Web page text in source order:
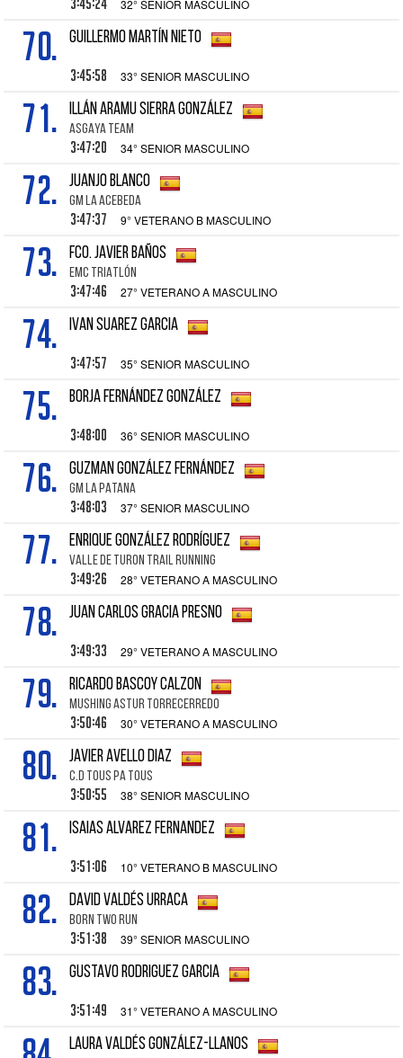
3:45:24 32° SENIOR MASCULINO
70. GUILLERMO MARTÍN NIETO
3:45:58 33° SENIOR MASCULINO
71. ILLÁN ARAMU SIERRA GONZÁLEZ
ASGAYA TEAM
3:47:20 34° SENIOR MASCULINO
72. JUANJO BLANCO
GM LA ACEBEDA
3:47:37 9° VETERANO B MASCULINO
73. FCO. JAVIER BAÑOS
EMC TRIATLÓN
3:47:46 27° VETERANO A MASCULINO
74. IVAN SUAREZ GARCIA
3:47:57 35° SENIOR MASCULINO
75. BORJA FERNÁNDEZ GONZÁLEZ
3:48:00 36° SENIOR MASCULINO
76. GUZMAN GONZÁLEZ FERNÁNDEZ
GM LA PATANA
3:48:03 37° SENIOR MASCULINO
77. ENRIQUE GONZÁLEZ RODRÍGUEZ
VALLE DE TURON TRAIL RUNNING
3:49:26 28° VETERANO A MASCULINO
78. JUAN CARLOS GRACIA PRESNO
3:49:33 29° VETERANO A MASCULINO
79. RICARDO BASCOY CALZON
MUSHING ASTUR TORRECERREDO
3:50:46 30° VETERANO A MASCULINO
80. JAVIER AVELLO DIAZ
C.D TOUS PA TOUS
3:50:55 38° SENIOR MASCULINO
81. ISAIAS ALVAREZ FERNANDEZ
3:51:06 10° VETERANO B MASCULINO
82. DAVID VALDÉS URRACA
BORN TWO RUN
3:51:38 39° SENIOR MASCULINO
83. GUSTAVO RODRIGUEZ GARCIA
3:51:49 31° VETERANO A MASCULINO
LAURA VALDÉS GONZÁLEZ-LLANOS